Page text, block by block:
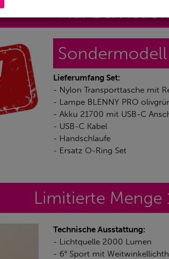
Nur bei
Sondermodell
Lieferumfang Set:
- Nylon Transporttasche mit
- Lampe BLENNY PRO
- Akku 21700 mit USB-C
- USB-C Kabel
- Handschlaufe
- Ersatz O-Ring Set
Limitierte Menge
Technische Ausstattung:
- Lichtquelle 2000 Lumen
- 6° Sport mit